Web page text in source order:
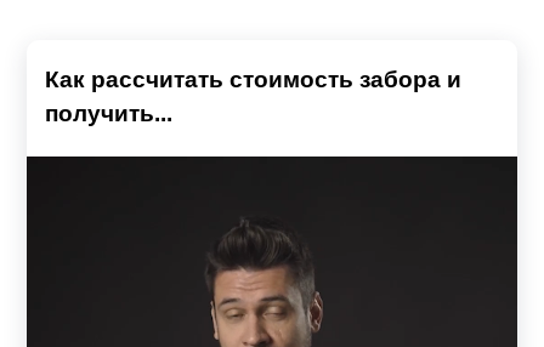
Как рассчитать стоимость забора и
получить...